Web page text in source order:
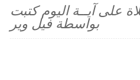
على آيــة اليوم كتبت
بواسطة فيل وير